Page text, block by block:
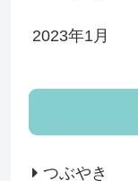
2023年1月
つぶやき